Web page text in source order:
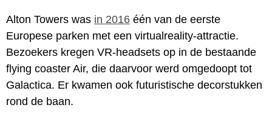
Alton Towers was in 2016 één van de eerste
Europese parken met een virtualreality-attractie.
Bezoekers kregen VR-headsets op in de bestaande
flying coaster Air, die daarvoor werd omgedoopt tot
Galactica. Er kwamen ook futuristische decorstukken
rond de baan.